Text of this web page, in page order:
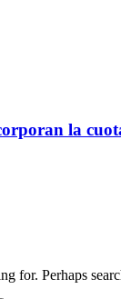
la
for. Perhaps